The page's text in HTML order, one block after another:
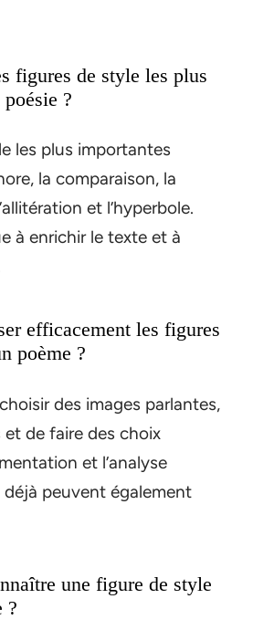
figures de style les plus
?
les plus importantes
la comparaison, la
et l’hyperbole.
à enrichir le texte et à
efficacement les figures
poème ?
des images parlantes,
et de faire des choix
et l’analyse
peuvent également
une figure de style
?